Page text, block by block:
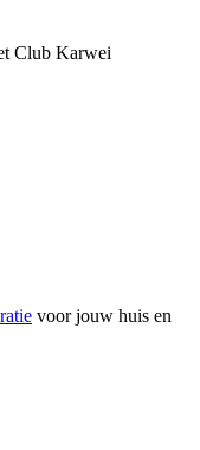
Club Karwei
voor jouw huis en